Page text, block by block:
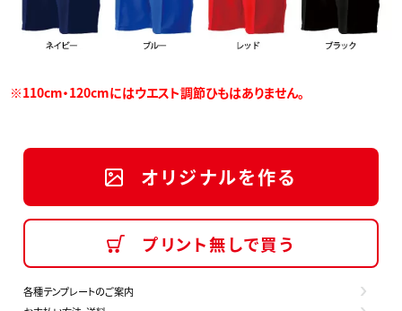
※110cm・120cmにはウエスト調節ひもはありません。
オリジナルを作る
プリント無しで買う
各種テンプレートのご案内